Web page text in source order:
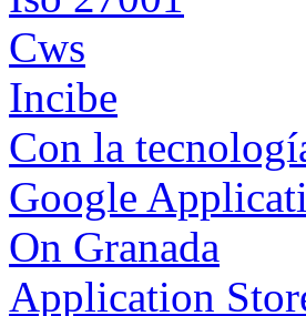
Cws
Incibe
Con la
Google
On Granada
Application